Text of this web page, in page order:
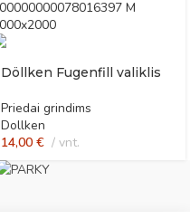
Döllken Fugenfill valiklis
Priedai grindims
Dollken
14,00 € vnt.